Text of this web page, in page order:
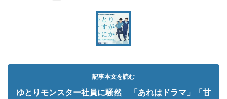
記事本文を読む
ゆとりモンスター社員に騒然 「あれはドラマ」「甘